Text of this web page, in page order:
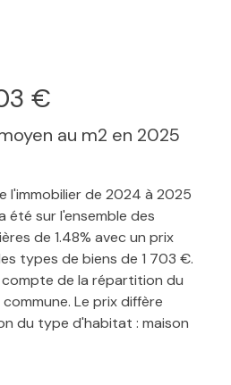
€
au m2 en 2025
l'immobilier de 2024 à 2025
sur l'ensemble des
de 1.48% avec un prix
types de biens de 1 703 €.
de la répartition du
Le prix diffère
du type d'habitat : maison